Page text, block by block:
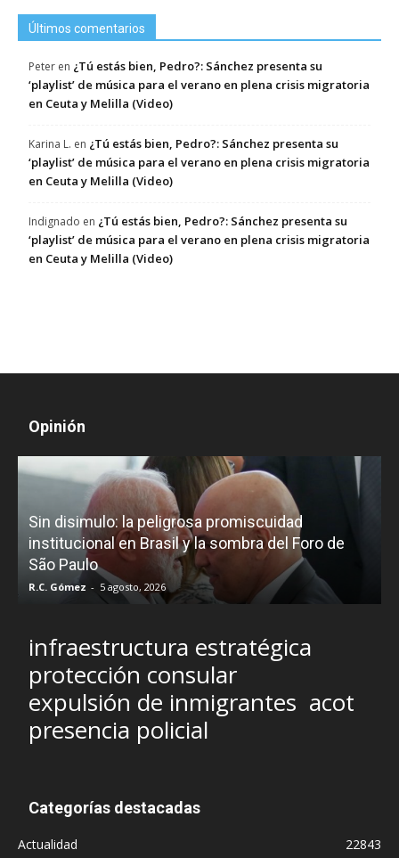
Últimos comentarios
Peter en ¿Tú estás bien, Pedro?: Sánchez presenta su
‘playlist’ de música para el verano en plena crisis migratoria
en Ceuta y Melilla (Video)
Karina L. en ¿Tú estás bien, Pedro?: Sánchez presenta su
‘playlist’ de música para el verano en plena crisis migratoria
en Ceuta y Melilla (Video)
Indignado en ¿Tú estás bien, Pedro?: Sánchez presenta su
‘playlist’ de música para el verano en plena crisis migratoria
en Ceuta y Melilla (Video)
Opinión
Sin disimulo: la peligrosa promiscuidad
institucional en Brasil y la sombra del Foro de
São Paulo
R.C. Gómez - 5 agosto, 2026
infraestructura estratégica
protección consular
expulsión de inmigrantes acot
presencia policial
Categorías destacadas
Actualidad
22843